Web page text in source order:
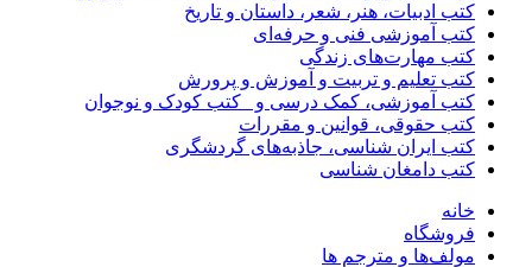
کتب ادبیات، هنر، شعر، داستان و تاریخ
کتب آموزشی فنی و حرفه‌ای
کتب مهارت‌های زندگی
کتب تعلیم و تربیت و آموزش و پرورش
کتب آموزشی، کمک درسی و _کتب کودک و نوجوان
کتب حقوقی، قوانین و مقررات
کتب ایران شناسی، جاذبه‌های گردشگری
کتب دامغان شناسی
خانه
فروشگاه
مولف‌ها و مترجم ها